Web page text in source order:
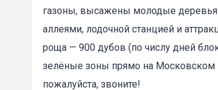
газоны, высажены молодые деревья
аллеями, лодочной станцией и
роща — 900 дубов (по числу дней
зелёные зоны прямо на Московском
пожалуйста, звоните!